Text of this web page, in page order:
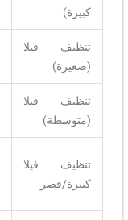
كبيرة)
تنظيف فيلا
(صغيرة)
تنظيف فيلا
(متوسطة)
تنظيف فيلا
كبيرة/قصر